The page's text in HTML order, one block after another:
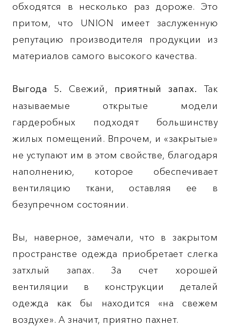
обходятся в несколько раз дороже. Это
притом, что UNION имеет заслуженную
репутацию производителя продукции из
материалов самого высокого качества.
Выгода 5. Свежий, приятный запах. Так
называемые открытые модели
гардеробных подходят большинству
жилых помещений. Впрочем, и «закрытые»
не уступают им в этом свойстве, благодаря
наполнению, которое обеспечивает
вентиляцию ткани, оставляя ее в
безупречном состоянии.
Вы, наверное, замечали, что в закрытом
пространстве одежда приобретает слегка
затхлый запах. За счет хорошей
вентиляции в конструкции деталей
одежда как бы находится «на свежем
воздухе». А значит, приятно пахнет.